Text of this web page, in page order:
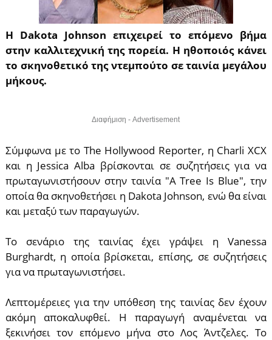
Η Dakota Johnson επιχειρεί το επόμενο βήμα
στην καλλιτεχνική της πορεία. Η ηθοποιός κάνει
το σκηνοθετικό της ντεμπούτο σε ταινία μεγάλου
μήκους.
Διαφήμιση - Advertisement
Σύμφωνα με το The Hollywood Reporter, η Charli XCX
και η Jessica Alba βρίσκονται σε συζητήσεις για να
πρωταγωνιστήσουν στην ταινία "A Tree Is Blue", την
οποία θα σκηνοθετήσει η Dakota Johnson, ενώ θα είναι
και μεταξύ των παραγωγών.
Το σενάριο της ταινίας έχει γράψει η Vanessa
Burghardt, η οποία βρίσκεται, επίσης, σε συζητήσεις
για να πρωταγωνιστήσει.
Λεπτομέρειες για την υπόθεση της ταινίας δεν έχουν
ακόμη αποκαλυφθεί. Η παραγωγή αναμένεται να
ξεκινήσει τον επόμενο μήνα στο Λος Άντζελες. Το